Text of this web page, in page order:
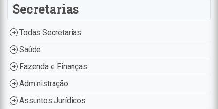
Secretarias
Todas Secretarias
Saúde
Fazenda e Finanças
Administração
Assuntos Jurídicos